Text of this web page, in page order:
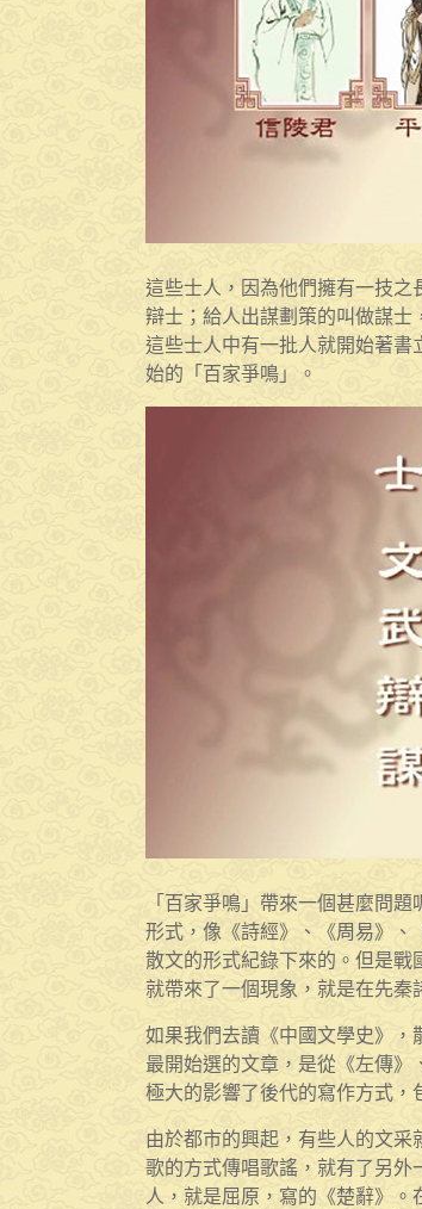
這些士人，因為他們擁有一技
辯士；給人出謀劃策的叫做謀士
這些士人中有一批人就開始著書
始的「百家爭鳴」。
「百家爭鳴」帶來一個甚麼問
形式，像《詩經》、《周易》
散文的形式紀錄下來的。但是戰
就帶來了一個現象，就是在先秦
如果我們去讀《中國文學史》，
最開始選的文章，是從《左傳
極大的影響了後代的寫作方式，
由於都市的興起，有些人的文
歌的方式傳唱歌謠，就有了另
人，就是屈原，寫的《楚辭》